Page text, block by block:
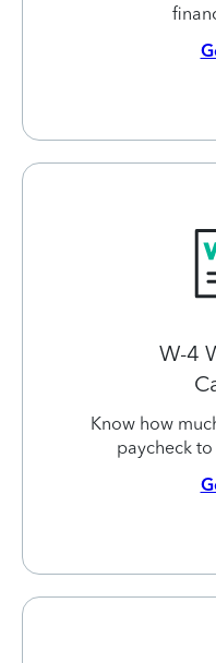
W-4
Know how
paycheck